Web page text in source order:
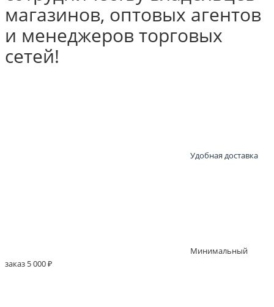
магазинов, оптовых агентов
и менеджеров торговых
сетей!
Удобная доставка
Минимальный
заказ 5 000 ₽